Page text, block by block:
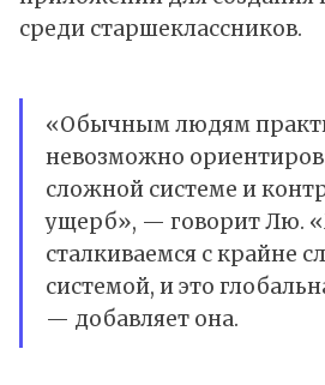
среди старшеклассников.
«Обычным людям
невозможно
сложной системе и
ущерб», — говорит Лю.
сталкиваемся с крайне
системой, и это
— добавляет она.